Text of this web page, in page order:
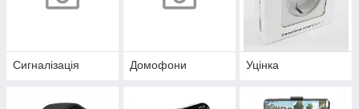
Сигналізація Домофони Уцінка